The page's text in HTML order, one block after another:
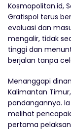
Kosmopolitan.id,
Gratispol terus
evaluasi dan
mengalir, tidak
tinggi dan
berjalan tanpa
Menanggapi
Kalimantan
pandangannya.
melihat
pertama